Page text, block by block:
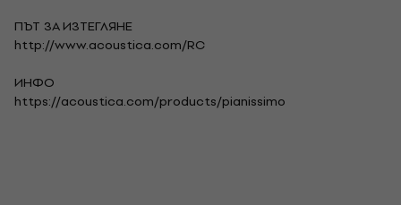
ПЪТ ЗА ИЗТЕГЛЯНЕ
http://www.acoustica.com/RC
ИНФО
https://acoustica.com/products/pianissimo